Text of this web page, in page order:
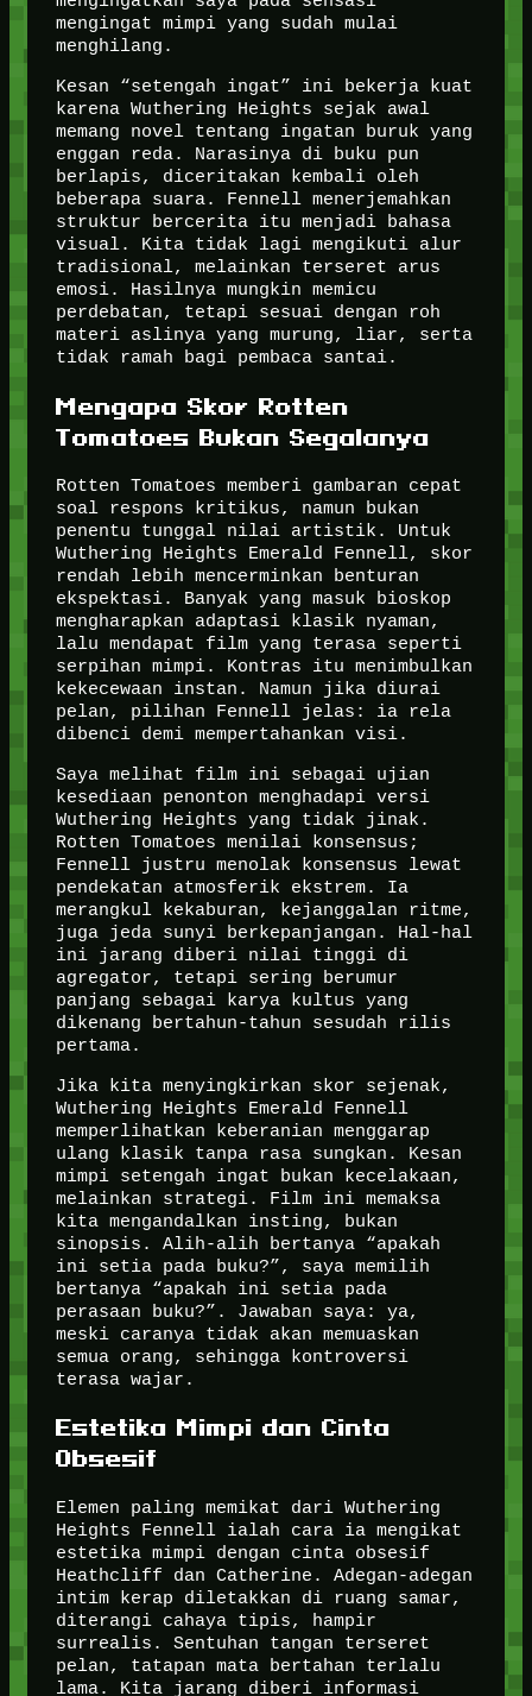
mengingat mimpi yang sudah mulai
menghilang.
Kesan “setengah ingat” ini bekerja kuat
karena Wuthering Heights sejak awal
memang novel tentang ingatan buruk yang
enggan reda. Narasinya di buku pun
berlapis, diceritakan kembali oleh
beberapa suara. Fennell menerjemahkan
struktur bercerita itu menjadi bahasa
visual. Kita tidak lagi mengikuti alur
tradisional, melainkan terseret arus
emosi. Hasilnya mungkin memicu
perdebatan, tetapi sesuai dengan roh
materi aslinya yang murung, liar, serta
tidak ramah bagi pembaca santai.
Mengapa Skor Rotten
Tomatoes Bukan Segalanya
Rotten Tomatoes memberi gambaran cepat
soal respons kritikus, namun bukan
penentu tunggal nilai artistik. Untuk
Wuthering Heights Emerald Fennell, skor
rendah lebih mencerminkan benturan
ekspektasi. Banyak yang masuk bioskop
mengharapkan adaptasi klasik nyaman,
lalu mendapat film yang terasa seperti
serpihan mimpi. Kontras itu menimbulkan
kekecewaan instan. Namun jika diurai
pelan, pilihan Fennell jelas: ia rela
dibenci demi mempertahankan visi.
Saya melihat film ini sebagai ujian
kesediaan penonton menghadapi versi
Wuthering Heights yang tidak jinak.
Rotten Tomatoes menilai konsensus;
Fennell justru menolak konsensus lewat
pendekatan atmosferik ekstrem. Ia
merangkul kekaburan, kejanggalan ritme,
juga jeda sunyi berkepanjangan. Hal-hal
ini jarang diberi nilai tinggi di
agregator, tetapi sering berumur
panjang sebagai karya kultus yang
dikenang bertahun-tahun sesudah rilis
pertama.
Jika kita menyingkirkan skor sejenak,
Wuthering Heights Emerald Fennell
memperlihatkan keberanian menggarap
ulang klasik tanpa rasa sungkan. Kesan
mimpi setengah ingat bukan kecelakaan,
melainkan strategi. Film ini memaksa
kita mengandalkan insting, bukan
sinopsis. Alih-alih bertanya “apakah
ini setia pada buku?”, saya memilih
bertanya “apakah ini setia pada
perasaan buku?”. Jawaban saya: ya,
meski caranya tidak akan memuaskan
semua orang, sehingga kontroversi
terasa wajar.
Estetika Mimpi dan Cinta
Obsesif
Elemen paling memikat dari Wuthering
Heights Fennell ialah cara ia mengikat
estetika mimpi dengan cinta obsesif
Heathcliff dan Catherine. Adegan-adegan
intim kerap diletakkan di ruang samar,
diterangi cahaya tipis, hampir
surrealis. Sentuhan tangan terseret
pelan, tatapan mata bertahan terlalu
lama. Kita jarang diberi informasi